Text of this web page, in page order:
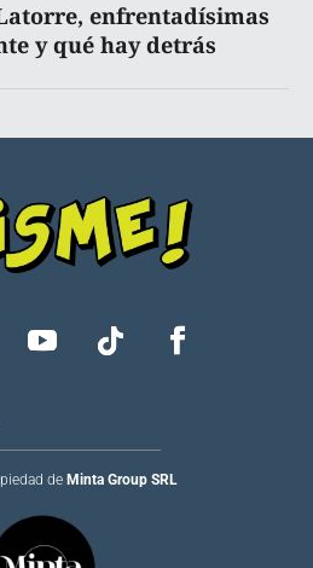
enfrentadísimas
y qué hay detrás
de Minta Group SRL